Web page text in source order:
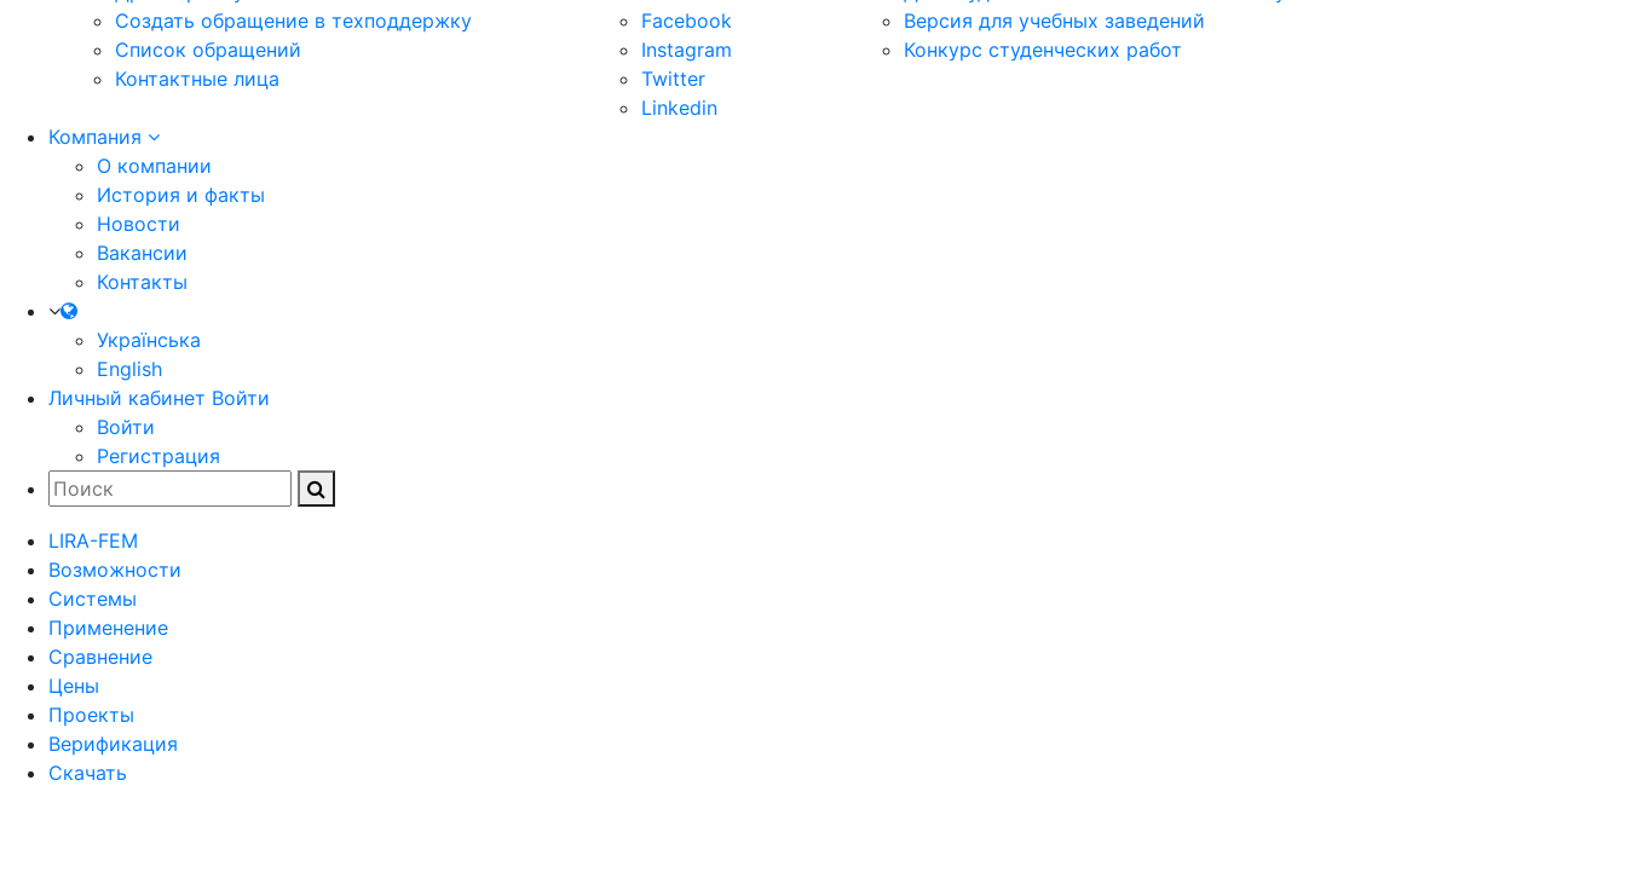
Создать обращение в техподдержку
Список обращений
Контактные лица
Facebook
Instagram
Twitter
Linkedin
Версия для учебных заведений
Конкурс студенческих работ
Компания
О компании
История и факты
Новости
Вакансии
Контакты
Українська
English
Личный кабинет Войти
Войти
Регистрация
LIRA-FEM
Возможности
Cистемы
Применение
Сравнение
Цены
Проекты
Верификация
Скачать